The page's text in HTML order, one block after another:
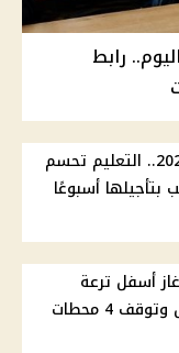
رابط
موعد بدء الدراسة 2026-2027.. التعليم تحسم
بتأجيلها أسبوعًا
أسفل ترعة
الإسماعيلية.. غلق المحابس وتوقف 4 محطات